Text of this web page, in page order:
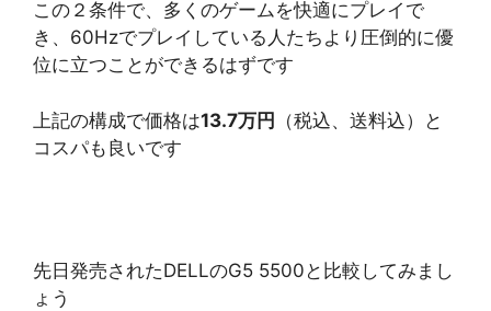
この２条件で、多くのゲームを快適にプレイで
き、60Hzでプレイしている人たちより圧倒的に優
位に立つことができるはずです
上記の構成で価格は13.7万円 （税込、送料込）と
コスパも良いです
先日発売されたDELLのG5 5500と比較してみまし
ょう